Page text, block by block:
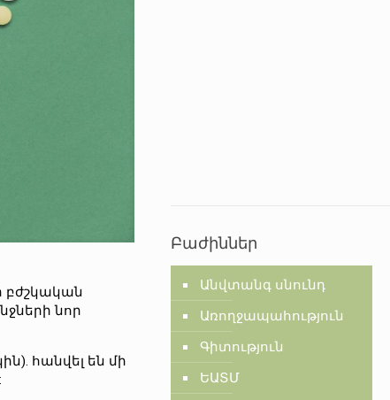
բժշկական
նոր
հանվել են մի
Բաժիններ
Անվտանգ սնունդ
Առողջապահություն
Գիտություն
ԵԱՏՄ